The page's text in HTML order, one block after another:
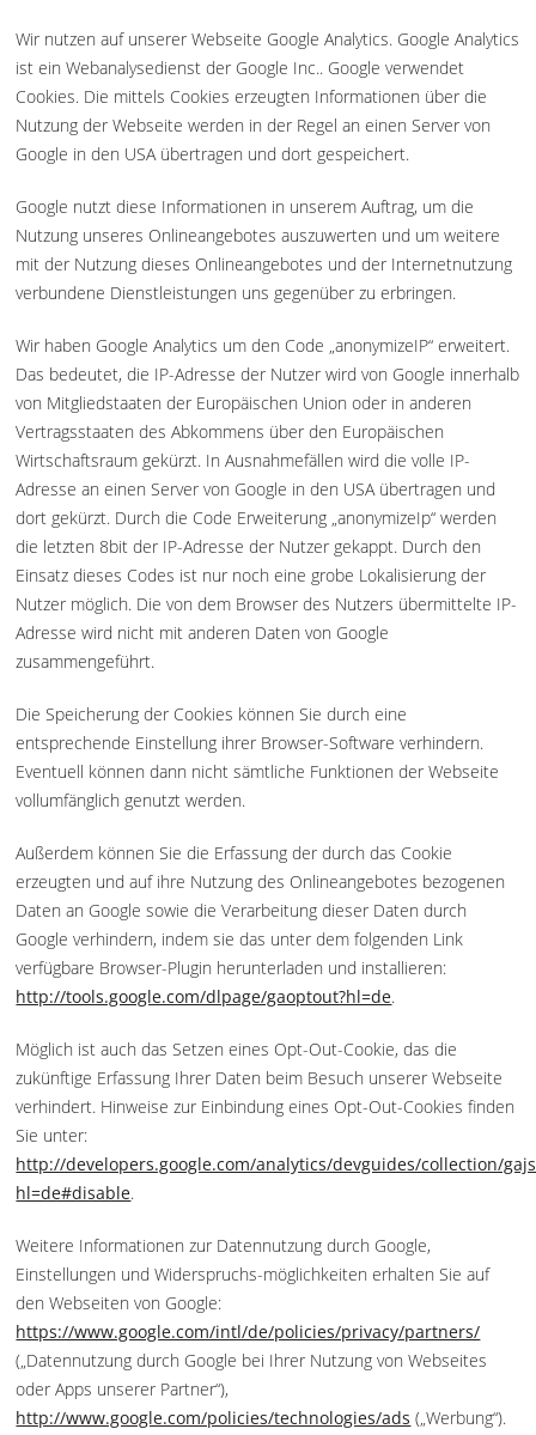
Wir nutzen auf unserer Webseite Google Analytics. Google Analytics
ist ein Webanalysedienst der Google Inc.. Google verwendet
Cookies. Die mittels Cookies erzeugten Informationen über die
Nutzung der Webseite werden in der Regel an einen Server von
Google in den USA übertragen und dort gespeichert.
Google nutzt diese Informationen in unserem Auftrag, um die
Nutzung unseres Onlineangebotes auszuwerten und um weitere
mit der Nutzung dieses Onlineangebotes und der Internetnutzung
verbundene Dienstleistungen uns gegenüber zu erbringen.
Wir haben Google Analytics um den Code „anonymizeIP“ erweitert.
Das bedeutet, die IP-Adresse der Nutzer wird von Google innerhalb
von Mitgliedstaaten der Europäischen Union oder in anderen
Vertragsstaaten des Abkommens über den Europäischen
Wirtschaftsraum gekürzt. In Ausnahmefällen wird die volle IP-
Adresse an einen Server von Google in den USA übertragen und
dort gekürzt. Durch die Code Erweiterung „anonymizeIp“ werden
die letzten 8bit der IP-Adresse der Nutzer gekappt. Durch den
Einsatz dieses Codes ist nur noch eine grobe Lokalisierung der
Nutzer möglich. Die von dem Browser des Nutzers übermittelte IP-
Adresse wird nicht mit anderen Daten von Google
zusammengeführt.
Die Speicherung der Cookies können Sie durch eine
entsprechende Einstellung ihrer Browser-Software verhindern.
Eventuell können dann nicht sämtliche Funktionen der Webseite
vollumfänglich genutzt werden.
Außerdem können Sie die Erfassung der durch das Cookie
erzeugten und auf ihre Nutzung des Onlineangebotes bezogenen
Daten an Google sowie die Verarbeitung dieser Daten durch
Google verhindern, indem sie das unter dem folgenden Link
verfügbare Browser-Plugin herunterladen und installieren:
http://tools.google.com/dlpage/gaoptout?hl=de.
Möglich ist auch das Setzen eines Opt-Out-Cookie, das die
zukünftige Erfassung Ihrer Daten beim Besuch unserer Webseite
verhindert. Hinweise zur Einbindung eines Opt-Out-Cookies finden
Sie unter:
http://developers.google.com/analytics/devguides/collection/
hl=de#disable.
Weitere Informationen zur Datennutzung durch Google,
Einstellungen und Widerspruchs-möglichkeiten erhalten Sie auf
den Webseiten von Google:
https://www.google.com/intl/de/policies/privacy/partners/
(„Datennutzung durch Google bei Ihrer Nutzung von Webseites
oder Apps unserer Partner“),
http://www.google.com/policies/technologies/ads („Werbung“).